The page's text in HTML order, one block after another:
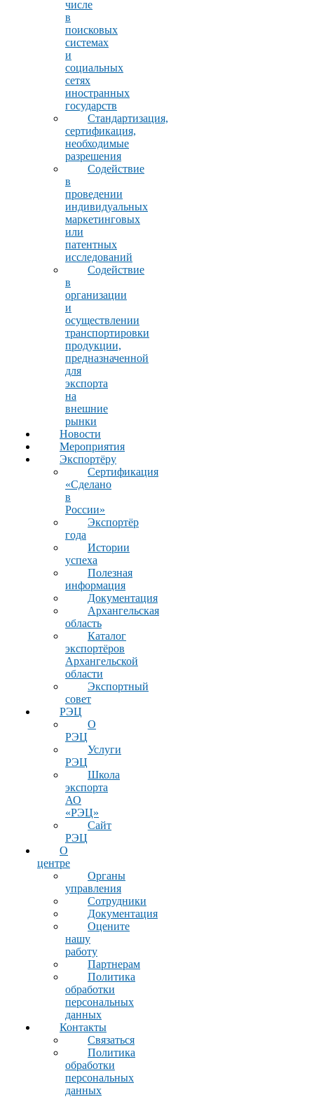
числе
в
поисковых
системах
и
социальных
сетях
иностранных
государств
Стандартизация,
сертификация,
необходимые
разрешения
Содействие
в
проведении
индивидуальных
маркетинговых
или
патентных
исследований
Содействие
в
организации
и
осуществлении
транспортировки
продукции,
предназначенной
для
экспорта
на
внешние
рынки
Новости
Мероприятия
Экспортёру
Сертификация
«Сделано
в
России»
Экспортёр
года
Истории
успеха
Полезная
информация
Документация
Архангельская
область
Каталог
экспортёров
Архангельской
области
Экспортный
совет
РЭЦ
О
РЭЦ
Услуги
РЭЦ
Школа
экспорта
АО
«РЭЦ»
Сайт
РЭЦ
О
центре
Органы
управления
Сотрудники
Документация
Оцените
нашу
работу
Партнерам
Политика
обработки
персональных
данных
Контакты
Связаться
Политика
обработки
персональных
данных